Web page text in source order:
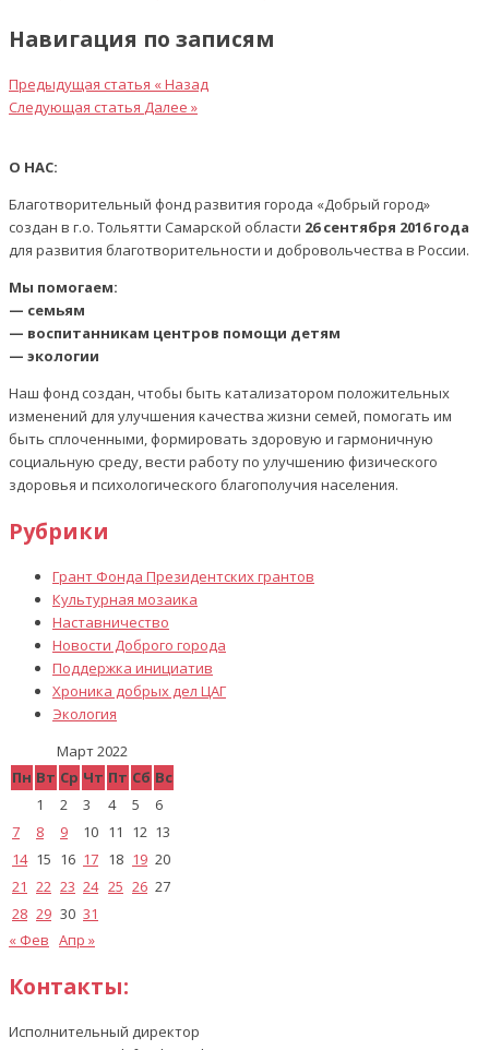
Навигация по записям
Предыдущая статья « Назад
Следующая статья Далее »
О НАС:
Благотворительный фонд развития города «Добрый город»
создан в г.о. Тольятти Самарской области 26 сентября 2016 года
для развития благотворительности и добровольчества в России.
Мы помогаем:
— семьям
— воспитанникам центров помощи детям
— экологии
Наш фонд создан, чтобы быть катализатором положительных
изменений для улучшения качества жизни семей, помогать им
быть сплоченными, формировать здоровую и гармоничную
социальную среду, вести работу по улучшению физического
здоровья и психологического благополучия населения.
Рубрики
Грант Фонда Президентских грантов
Культурная мозаика
Наставничество
Новости Доброго города
Поддержка инициатив
Хроника добрых дел ЦАГ
Экология
Март 2022
Пн Вт Ср Чт Пт Сб Вс
1
2 3 4 5
6
7
8 9 10 11 12 13
14 15 16 17 18 19 20
21 22 23 24 25 26 27
28 29 30 31
« Фев Апр »
Контакты:
Исполнительный директор